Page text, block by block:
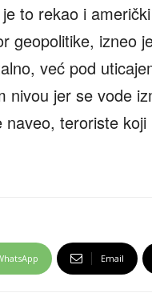
to rekao i
geopolitike, izneo
već pod
nivou jer se vode
teroriste
Email